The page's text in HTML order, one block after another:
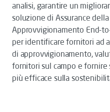
analisi, garantire un
soluzione di Assurance
Approvvigionamento End-
per identificare fornitori ad
di approvvigionamento,
fornitori sul campo e
più efficace sulla